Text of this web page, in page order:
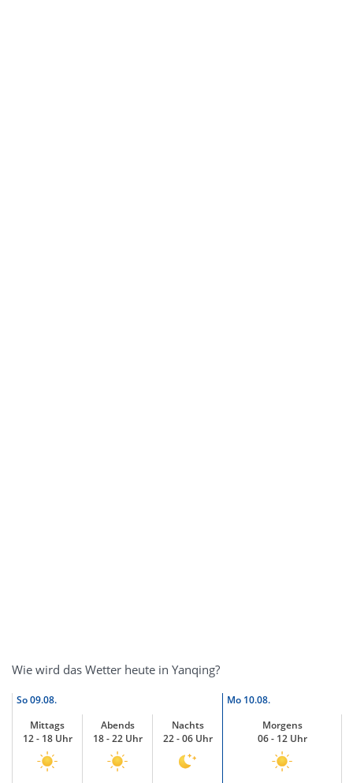
Wie wird das Wetter heute in Yanqing?
So09.08. Mo 10.08.
Mittags
12 - 18 Uhr
Abends
18 - 22 Uhr
Nachts
22 - 06 Uhr
Morgens
06 - 12 Uhr